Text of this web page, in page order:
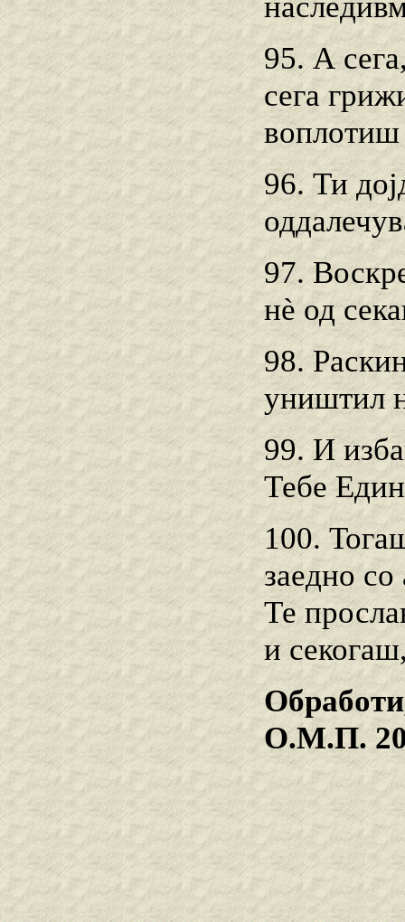
95. А
сега
воплотиш
96. Ти
97.
нѐ од
98.
уништил
99. И
Тебе
100.
заедно со
Те
и
О.М.П.